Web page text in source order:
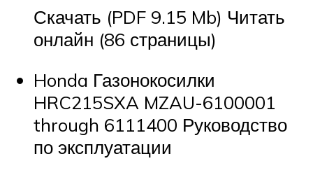
Скачать (PDF 9.15 Mb) Читать
онлайн (86 страницы)
Honda Газонокосилки
HRC215SXA MZAU-6100001
through 6111400 Руководство
по эксплуатации